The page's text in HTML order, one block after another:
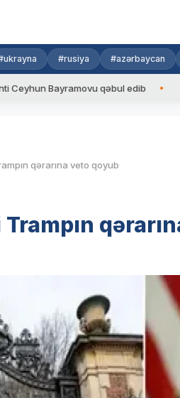
#rusiya #azərbaycan
Bayramovu qəbul edib
qərarına veto qoyub